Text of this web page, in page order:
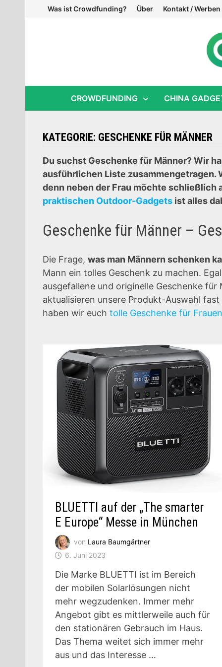
Was ist Crowdfunding? Über Kontakt / Werben
CROWDFUNDING CHINA
KATEGORIE: GESCHENKE FÜR MÄNNER
Du suchst Geschenke für Männer? Wir
ausführlichen Liste zusammengetragen.
denn neben der Frau möchte schließlich
praktischen Outdoor-Gadgets ist alles
Geschenke für Männer –
Die Frage,was man Männern schenken
Mann ein tolles Geschenk zu machen.
ausgefallene und originelle Geschenke
aktualisieren unsere Produkt-Auswahl
haben wir euchtolle Geschenke für Frauen
BLUETTI auf der „The smarter
E Europe“ Messe in München
von Laura Baumgärtner
6. Juni 2023
Die Marke BLUETTI ist im Bereich
der mobilen Solarlösungen nicht
mehr wegzudenken. Immer mehr
Angebot gibt es mittlerweile auch für
den stationären Gebrauch im Haus.
Das Thema weitet sich immer mehr
aus und das Interesse …